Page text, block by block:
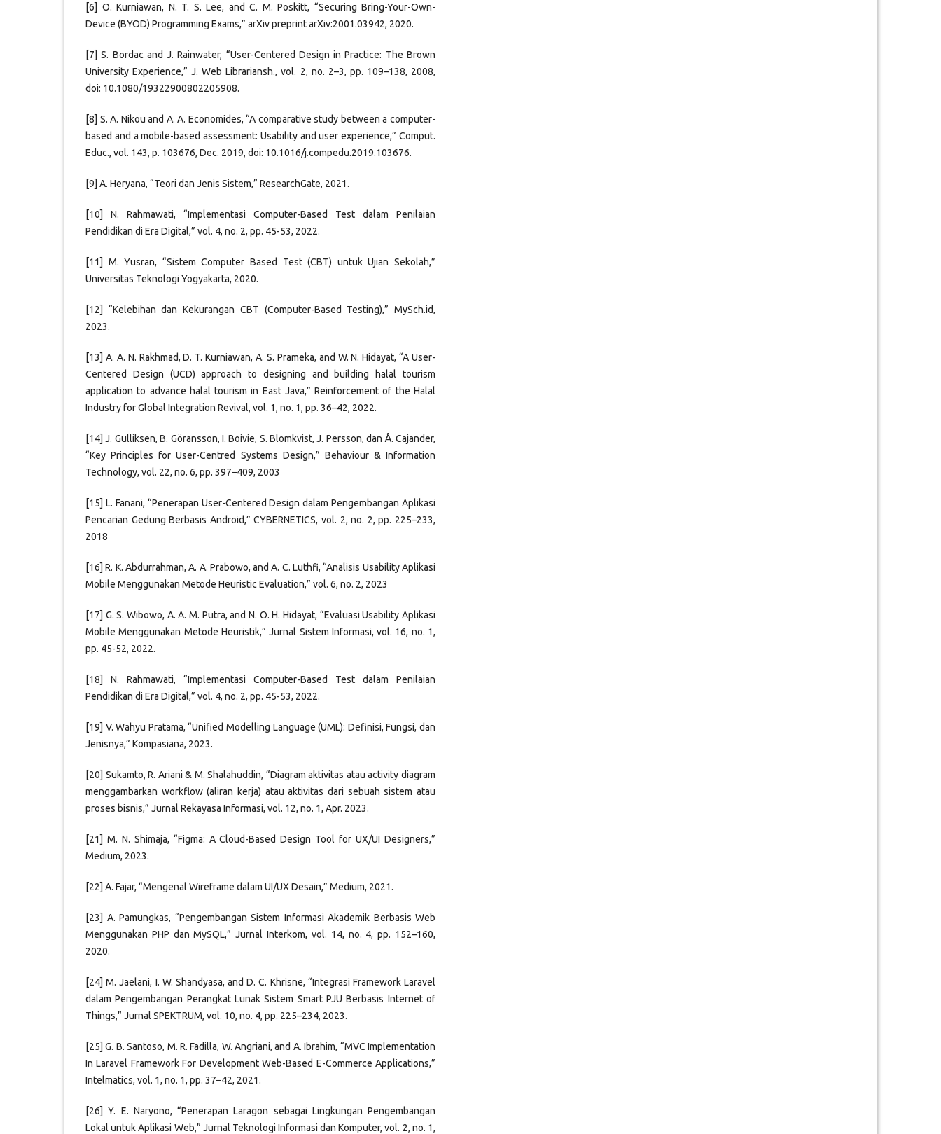
[6] O. Kurniawan, N. T. S. Lee, and C. M. Poskitt, “Securing Bring-Your-Own-
Device (BYOD) Programming Exams,” arXiv preprint arXiv:2001.03942, 2020.
[7] S. Bordac and J. Rainwater, “User-Centered Design in Practice: The Brown
University Experience,” J. Web Librariansh., vol. 2, no. 2–3, pp. 109–138, 2008,
doi: 10.1080/19322900802205908.
[8] S. A. Nikou and A. A. Economides, “A comparative study between a computer-
based and a mobile-based assessment: Usability and user experience,” Comput.
Educ., vol. 143, p. 103676, Dec. 2019, doi: 10.1016/j.compedu.2019.103676.
[9] A. Heryana, “Teori dan Jenis Sistem,” ResearchGate, 2021.
[10] N. Rahmawati, “Implementasi Computer-Based Test dalam Penilaian
Pendidikan di Era Digital,” vol. 4, no. 2, pp. 45-53, 2022.
[11] M. Yusran, “Sistem Computer Based Test (CBT) untuk Ujian Sekolah,”
Universitas Teknologi Yogyakarta, 2020.
[12] “Kelebihan dan Kekurangan CBT (Computer-Based Testing),” MySch.id,
2023.
[13] A. A. N. Rakhmad, D. T. Kurniawan, A. S. Prameka, and W. N. Hidayat, “A User-
Centered Design (UCD) approach to designing and building halal tourism
application to advance halal tourism in East Java,” Reinforcement of the Halal
Industry for Global Integration Revival, vol. 1, no. 1, pp. 36–42, 2022.
[14] J. Gulliksen, B. Göransson, I. Boivie, S. Blomkvist, J. Persson, dan Å. Cajander,
“Key Principles for User-Centred Systems Design,” Behaviour & Information
Technology, vol. 22, no. 6, pp. 397–409, 2003
[15] L. Fanani, “Penerapan User-Centered Design dalam Pengembangan Aplikasi
Pencarian Gedung Berbasis Android,” CYBERNETICS, vol. 2, no. 2, pp. 225–233,
2018
[16] R. K. Abdurrahman, A. A. Prabowo, and A. C. Luthfi, “Analisis Usability Aplikasi
Mobile Menggunakan Metode Heuristic Evaluation,” vol. 6, no. 2, 2023
[17] G. S. Wibowo, A. A. M. Putra, and N. O. H. Hidayat, “Evaluasi Usability Aplikasi
Mobile Menggunakan Metode Heuristik,” Jurnal Sistem Informasi, vol. 16, no. 1,
pp. 45-52, 2022.
[18] N. Rahmawati, “Implementasi Computer-Based Test dalam Penilaian
Pendidikan di Era Digital,” vol. 4, no. 2, pp. 45-53, 2022.
[19] V. Wahyu Pratama, “Unified Modelling Language (UML): Definisi, Fungsi, dan
Jenisnya,” Kompasiana, 2023.
[20] Sukamto, R. Ariani & M. Shalahuddin, “Diagram aktivitas atau activity diagram
menggambarkan workflow (aliran kerja) atau aktivitas dari sebuah sistem atau
proses bisnis,” Jurnal Rekayasa Informasi, vol. 12, no. 1, Apr. 2023.
[21] M. N. Shimaja, “Figma: A Cloud-Based Design Tool for UX/UI Designers,”
Medium, 2023.
[22] A. Fajar, “Mengenal Wireframe dalam UI/UX Desain,” Medium, 2021.
[23] A. Pamungkas, “Pengembangan Sistem Informasi Akademik Berbasis Web
Menggunakan PHP dan MySQL,” Jurnal Interkom, vol. 14, no. 4, pp. 152–160,
2020.
[24] M. Jaelani, I. W. Shandyasa, and D. C. Khrisne, “Integrasi Framework Laravel
dalam Pengembangan Perangkat Lunak Sistem Smart PJU Berbasis Internet of
Things,” Jurnal SPEKTRUM, vol. 10, no. 4, pp. 225–234, 2023.
[25] G. B. Santoso, M. R. Fadilla, W. Angriani, and A. Ibrahim, “MVC Implementation
In Laravel Framework For Development Web-Based E-Commerce Applications,”
Intelmatics, vol. 1, no. 1, pp. 37–42, 2021.
[26] Y. E. Naryono, “Penerapan Laragon sebagai Lingkungan Pengembangan
Lokal untuk Aplikasi Web,” Jurnal Teknologi Informasi dan Komputer, vol. 2, no. 1,